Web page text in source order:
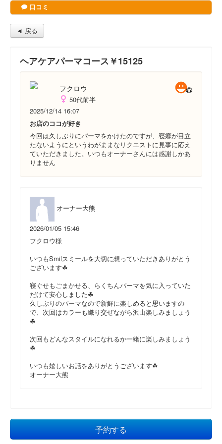
口コミ
◄ 戻る
ヘアケアパーマコース￥15125
フクロウ
50代前半
2025/12/14 16:07
お店のココが好き
今回は久しぶりにパーマをかけたのですが、寝癖が目立
たないようにというわがままなリクエストに見事に応え
ていただきました。いつもオーナーさんには感謝しかあ
りません
オーナー大熊
2026/01/05 15:46
フクロウ様
いつもSmilスミールを大切に想っていただきありがとう
ございます☘
寝ぐせもごまかせる、らくちんパーマを気に入っていた
だけて安心しました☘
久しぶりのパーマなので新鮮に楽しめると思いますの
で、次回はカラーも織り交ぜながら沢山楽しみましょう
☘
次回もどんなスタイルになれるか一緒に楽しみましょう
☘
いつも嬉しいお話をありがとうございます☘
オーナー大熊
予約する